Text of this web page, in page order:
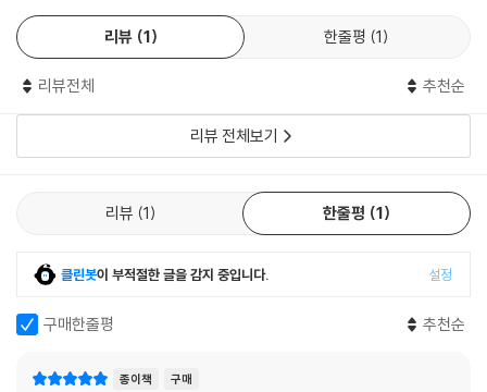
직장을 그만두거나, 출산을 미루거나 자녀수를 줄이는 것, 또는 결혼 자체
를 미루거나 아예 하지 않는 것으로 대응하고 있는 것이다.--- p.248
으나, 민주화 과정에서 자연스럽게 인권 의식이 성장하고 개인주의 성향의
신세대가 등장하기 시작하면서 한국인의 인권 의식은 꾸준히 향상되어 왔
리는 경우가 있다. 또한 성 소수자나 외국인의 인권에 대한 낮은 의식 수준
이라는 것도 문제로 지적된다. 실제로 차별에 대한 인권 의식 수준이 꾸준
히 향상되어 왔으며, 이러한 추세는 앞으로 더욱 가속화될 것으로 전망된
다.--- p.384
한국인은 왜 행복하지 않다고 느끼는 것일까? 일리노이 대학교 심리학과
의 애드 디너Ed Diener 교수는 2010년 한국심리학회의 국제 학술 대회
냄비근성, 지역 갈등, 성 문화, 종교 문제…
38가지 주제로 풀어낸 한국인 정체성 보고서
이 책은 38명의 전문가들이 각기 다른 주제로 한국인의 내면 심리와 사회
의식을 연구하고 분석하여 그 결실을 묶어낸 것이다. 한국인에게 존재하는
지역감정 현상, 권력욕과 외모 지상주의, 군대와 조직 내 문제, 생애의식과
사회·법에 관한 심리 등 다양한 주제들을 통해 이 시대를 살아가고 있는 한
1부 ‘한국인의 사회의식’에서는 우리의 정치적·사회적 이념과 사상을 진단
의식의 방향을 모색해보고 있다. 2부 ‘한국인의 사회심리’에서는 한국인의
며 그 간격을 좁힐 수 있는 방법과 대안을 제시하고 있다. 3부 ‘한국인의 생
혼란에 대해 분석하며, 가족의 존재에 대한 담론과 죽음에 대한 의식도 함
리뷰 1 한줄평 1
리뷰전체 추천순
리뷰 전체보기
리뷰 1 한줄평 1
클린봇이 부적절한 글을 감지 중입니다. 설정
구매한줄평 추천순
종이책 구매